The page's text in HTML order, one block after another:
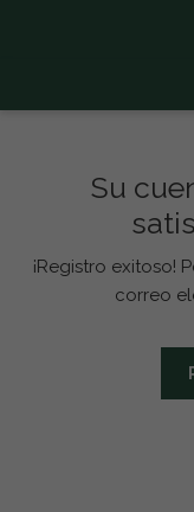
Su
¡Registro exitoso!
correo